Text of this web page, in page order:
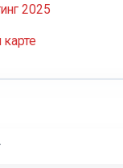
2025
карте